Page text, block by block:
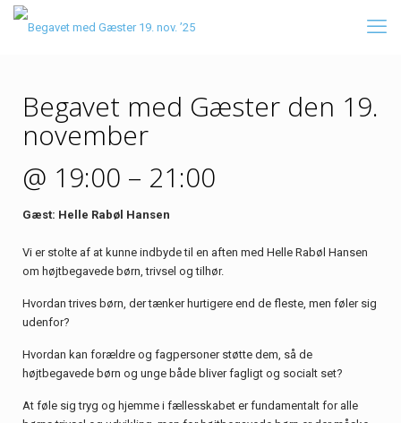
Begavet med Gæster den 19.
november
@ 19:00 – 21:00
Gæst: Helle Rabøl Hansen
Vi er stolte af at kunne indbyde til en aften med Helle Rabøl Hansen
om højtbegavede børn, trivsel og tilhør.
Hvordan trives børn, der tænker hurtigere end de fleste, men føler sig
udenfor?
Hvordan kan forældre og fagpersoner støtte dem, så de
højtbegavede børn og unge både bliver fagligt og socialt set?
At føle sig tryg og hjemme i fællesskabet er fundamentalt for alle